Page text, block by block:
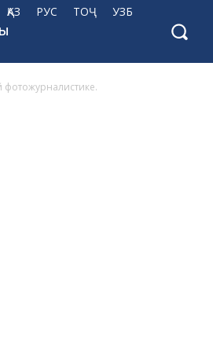
ҚАЗ РУС ТОҶ УЗБ
фотожурналистике.